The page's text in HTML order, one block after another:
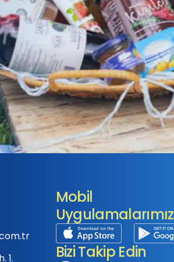
1.
Mobil
Uygulamalarımız
Bizi Takip Edin